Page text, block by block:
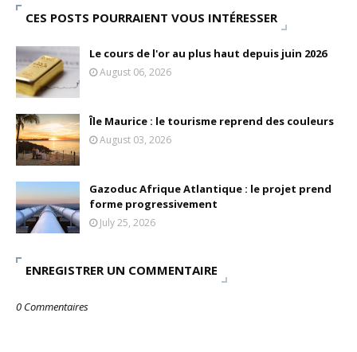
CES POSTS POURRAIENT VOUS INTÉRESSER
Le cours de l'or au plus haut depuis juin 2026
August 06, 2026
Île Maurice : le tourisme reprend des couleurs
August 03, 2026
Gazoduc Afrique Atlantique : le projet prend
forme progressivement
July 25, 2026
ENREGISTRER UN COMMENTAIRE
0 Commentaires